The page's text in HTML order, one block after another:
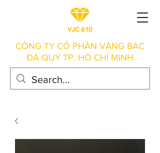
CÔNG TY CỔ PHẦN VÀNG BẠC
ĐÁ QUÝ TP. HỒ CHÍ MINH